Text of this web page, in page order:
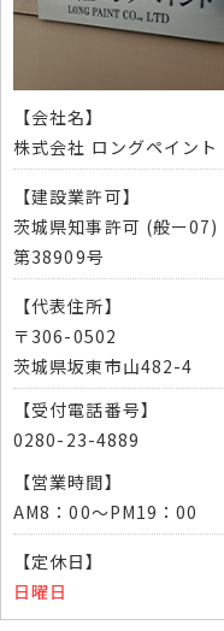
【会社名】
株式会社 ロングペイント
【建設業許可】
茨城県知事許可 (般ー07)
第38909号
【代表住所】
〒306-0502
茨城県坂東市山482-4
【受付電話番号】
0280-23-4889
【営業時間】
AM8：00～PM19：00
【定休日】
日曜日